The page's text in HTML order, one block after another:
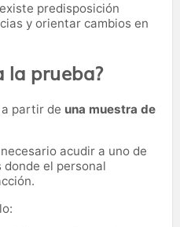
predisposición
y orientar cambios en
la prueba?
partir de una muestra de
acudir a uno de
el personal